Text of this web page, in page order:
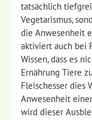
tatsächlich
Vegetarismus,
die Anwesenheit
aktiviert auch bei
Wissen, dass es
Ernährung Tiere
Fleischesser dies
Anwesenheit
wird dieser